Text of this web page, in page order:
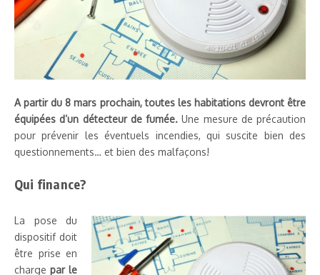
A partir du 8 mars prochain, toutes les habitations devront être
équipées d’un détecteur de fumée. Une mesure de précaution
pour prévenir les éventuels incendies, qui suscite bien des
questionnements… et bien des malfaçons!
Qui finance?
La pose du
dispositif doit
être prise en
charge par le